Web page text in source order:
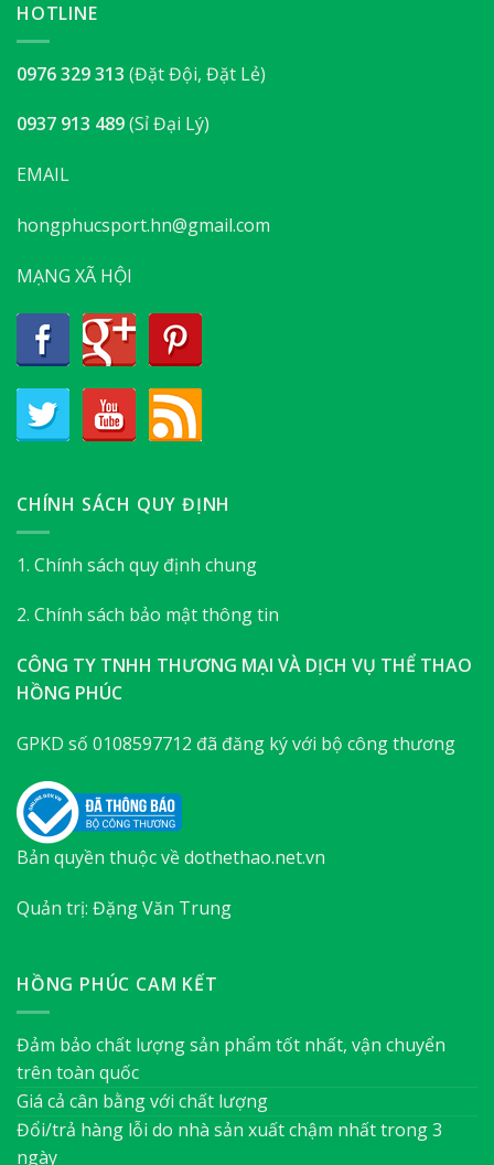
HOTLINE
0976 329 313 (Đặt Đội, Đặt Lẻ)
0937 913 489(Sỉ Đại Lý)
EMAIL
hongphucsport.hn@gmail.com
MẠNG XÃ HỘI
CHÍNH SÁCH QUY ĐỊNH
1. Chính sách quy định chung
2. Chính sách bảo mật thông tin
CÔNG TY TNHH THƯƠNG MẠI VÀ DỊCH VỤ THỂ THAO
HỒNG PHÚC
GPKD số 0108597712 đã đăng ký với bộ công thương
Bản quyền thuộc về dothethao.net.vn
Quản trị: Đặng Văn Trung
HỒNG PHÚC CAM KẾT
Đảm bảo chất lượng sản phẩm tốt nhất, vận chuyển
trên toàn quốc
Giá cả cân bằng với chất lượng
Đổi/trả hàng lỗi do nhà sản xuất chậm nhất trong 3
ngày